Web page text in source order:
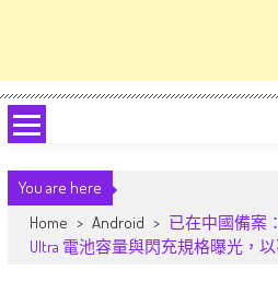
You are here
Home > Android > 已在中國備案：
Ultra 電池容量與閃充規格曝光，